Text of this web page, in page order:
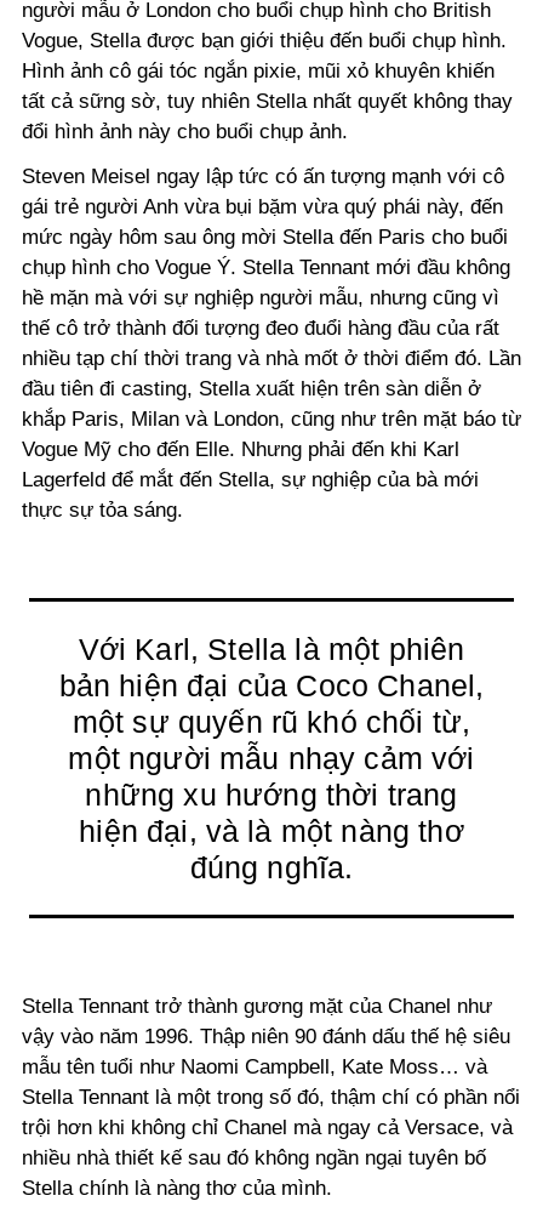
người mẫu ở London cho buổi chụp hình cho British
Vogue, Stella được bạn giới thiệu đến buổi chụp hình.
Hình ảnh cô gái tóc ngắn pixie, mũi xỏ khuyên khiến
tất cả sững sờ, tuy nhiên Stella nhất quyết không thay
đổi hình ảnh này cho buổi chụp ảnh.
Steven Meisel ngay lập tức có ấn tượng mạnh với cô
gái trẻ người Anh vừa bụi bặm vừa quý phái này, đến
mức ngày hôm sau ông mời Stella đến Paris cho buổi
chụp hình cho Vogue Ý. Stella Tennant mới đầu không
hề mặn mà với sự nghiệp người mẫu, nhưng cũng vì
thế cô trở thành đối tượng đeo đuổi hàng đầu của rất
nhiều tạp chí thời trang và nhà mốt ở thời điểm đó. Lần
đầu tiên đi casting, Stella xuất hiện trên sàn diễn ở
khắp Paris, Milan và London, cũng như trên mặt báo từ
Vogue Mỹ cho đến Elle. Nhưng phải đến khi Karl
Lagerfeld để mắt đến Stella, sự nghiệp của bà mới
thực sự tỏa sáng.
Với Karl, Stella là một phiên
bản hiện đại của Coco Chanel,
một sự quyến rũ khó chối từ,
một người mẫu nhạy cảm với
những xu hướng thời trang
hiện đại, và là một nàng thơ
đúng nghĩa.
Stella Tennant trở thành gương mặt của Chanel như
vậy vào năm 1996. Thập niên 90 đánh dấu thế hệ siêu
mẫu tên tuổi như Naomi Campbell, Kate Moss… và
Stella Tennant là một trong số đó, thậm chí có phần nổi
trội hơn khi không chỉ Chanel mà ngay cả Versace, và
nhiều nhà thiết kế sau đó không ngần ngại tuyên bố
Stella chính là nàng thơ của mình.